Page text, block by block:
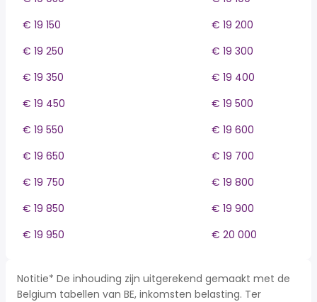
€ 19 150
€ 19 200
€ 19 250
€ 19 300
€ 19 350
€ 19 400
€ 19 450
€ 19 500
€ 19 550
€ 19 600
€ 19 650
€ 19 700
€ 19 750
€ 19 800
€ 19 850
€ 19 900
€ 19 950
€ 20 000
Notitie* De inhouding zijn uitgerekend gemaakt met de
Belgium tabellen van BE, inkomsten belasting. Ter